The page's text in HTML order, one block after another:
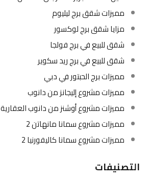
مميزات شقق برج ليليوم
مزايا شقق برج لوكسور
شقق للبيع في برج فولجا
شقق للبيع في برج ريد سكوير
مميزات برج الحبتور في دبي
مميزات مشروع إليجانز من دانوب
مميزات مشروع أوشنز من دانوب العقارية
مميزات مشروع سمانا مانهاتن 2
مميزات مشروع سمانا كاليفورنيا 2
التصنيفات